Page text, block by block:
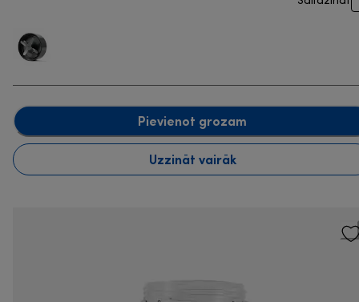
Pievienot grozam
Uzzināt vairāk